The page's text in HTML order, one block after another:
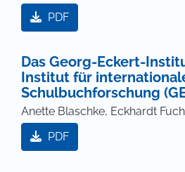
PDF
Das Georg-Eckert-
Institut für
Schulbuchforschung
Anette Blaschke, Eckhardt
PDF